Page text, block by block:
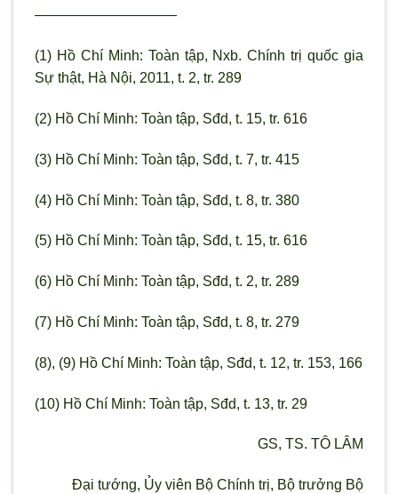
——————————
(1) Hồ Chí Minh: Toàn tập, Nxb. Chính trị quốc gia
Sự thật, Hà Nội, 2011, t. 2, tr. 289
(2) Hồ Chí Minh: Toàn tập, Sđd, t. 15, tr. 616
(3) Hồ Chí Minh: Toàn tập, Sđd, t. 7, tr. 415
(4) Hồ Chí Minh: Toàn tập, Sđd, t. 8, tr. 380
(5) Hồ Chí Minh: Toàn tập, Sđd, t. 15, tr. 616
(6) Hồ Chí Minh: Toàn tập, Sđd, t. 2, tr. 289
(7) Hồ Chí Minh: Toàn tập, Sđd, t. 8, tr. 279
(8), (9) Hồ Chí Minh: Toàn tập, Sđd, t. 12, tr. 153, 166
(10) Hồ Chí Minh: Toàn tập, Sđd, t. 13, tr. 29
GS, TS. TÔ LÂM
Đại tướng, Ủy viên Bộ Chính trị, Bộ trưởng Bộ